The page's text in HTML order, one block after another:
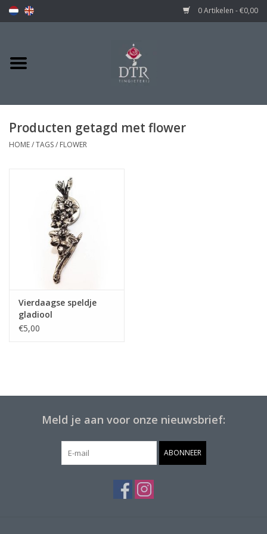
0 Artikelen - €0,00
Producten getagd met flower
HOME/TAGS/ FLOWER
Vierdaagse speldje
gladiool
€5,00
Meld je aan voor onze nieuwsbrief:
ABONNEER